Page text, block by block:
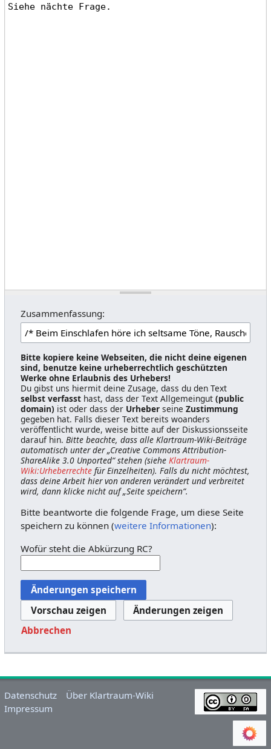
Zusammenfassung:
Bitte kopiere keine Webseiten, die nicht deine eigenen
sind, benutze keine urheberrechtlich geschützten
Werke ohne Erlaubnis des Urhebers!
Du gibst uns hiermit deine Zusage, dass du den Text
selbst verfasst hast, dass der Text Allgemeingut(public
domain) ist oder dass der Urheber seineZustimmung
gegeben hat. Falls dieser Text bereits woanders
veröffentlicht wurde, weise bitte auf der Diskussionsseite
darauf hin.Bitte beachte, dass alle Klartraum-Wiki-Beiträge
automatisch unter der „Creative Commons Attribution-
ShareAlike 3.0 Unported“ stehen (sieheKlartraum-
Wiki:Urheberrechte für Einzelheiten). Falls du nicht möchtest,
dass deine Arbeit hier von anderen verändert und verbreitet
wird, dann klicke nicht auf „Seite speichern“.
Bitte beantworte die folgende Frage, um diese Seite
speichern zu können (weitere Informationen):
Wofür steht die Abkürzung RC?
Abbrechen
Datenschutz
Über Klartraum-Wiki
Impressum